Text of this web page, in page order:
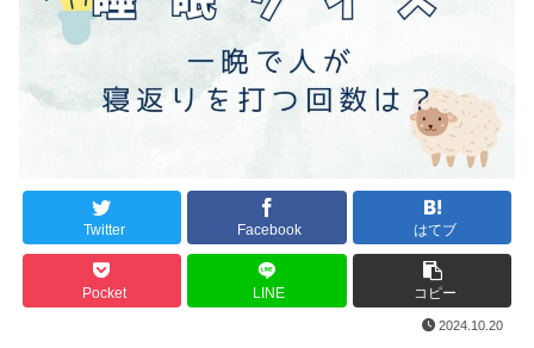
Twitter Facebook はてブ
Pocket LINE コピー
2024.10.20